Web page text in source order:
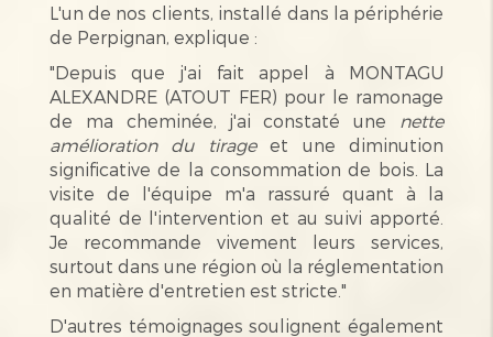
L'un de nos clients, installé dans la périphérie
de Perpignan, explique :
"Depuis que j'ai fait appel à MONTAGU
ALEXANDRE (ATOUT FER) pour le ramonage
de ma cheminée, j'ai constaté une nette
amélioration du tirageet une diminution
significative de la consommation de bois. La
visite de l'équipe m'a rassuré quant à la
qualité de l'intervention et au suivi apporté.
Je recommande vivement leurs services,
surtout dans une région où la réglementation
en matière d'entretien est stricte."
D'autres témoignages soulignent également